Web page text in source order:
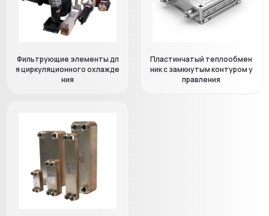
Фильтрующие элементы дл
я циркуляционного охлажде
ния
Пластинчатый теплообмен
ник с замкнутым контуром у
правления